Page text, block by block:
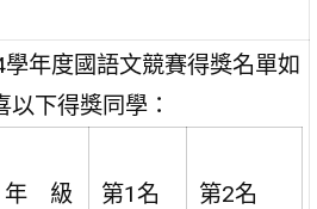
年度國語文競賽得獎名單如
以下得獎同學：
年 級 第1名 第2名